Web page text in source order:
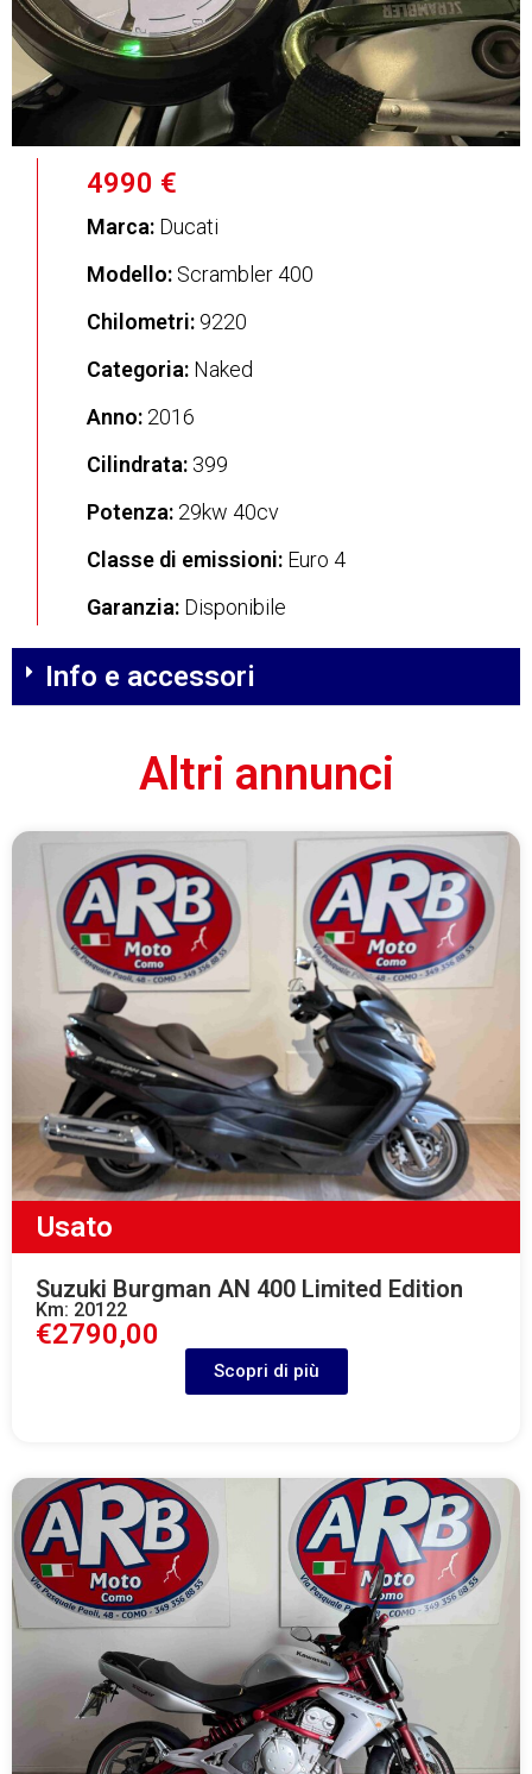
4990 €
Marca:Ducati
Modello:Scrambler 400
Chilometri:9220
Categoria:Naked
Anno:2016
Cilindrata:399
Potenza:29kw 40cv
Classe di emissioni:Euro 4
Garanzia:Disponibile
Info e accessori
Altri annunci
Usato
Suzuki Burgman AN 400 Limited Edition
Km: 20122
€2790,00
Scopri di più